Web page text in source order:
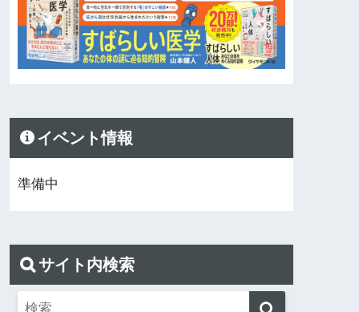
イベント情報
準備中
サイト内検索